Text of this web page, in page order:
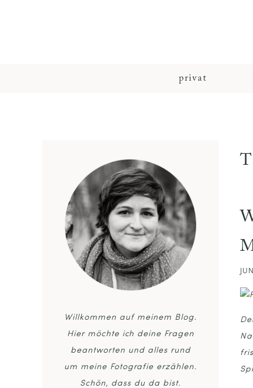
privat
Willkommen auf meinem Blog.
Hier möchte ich deine Fragen
beantworten und alles rund
um meine Fotografie erzählen.
Schön, dass du da bist.